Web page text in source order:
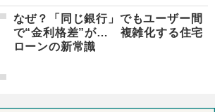
なぜ？「同じ銀行」でもユーザー間
で“金利格差”が… 複雑化する住宅
ローンの新常識